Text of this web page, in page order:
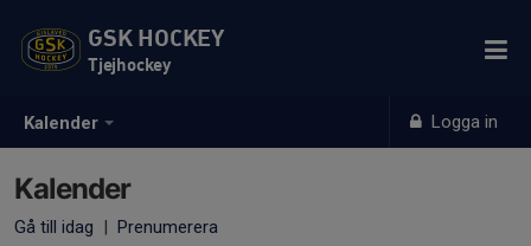
Kalender Logga in
GSK HOCKEY
Tjejhockey
Kalender
Gå till idag | Prenumerera